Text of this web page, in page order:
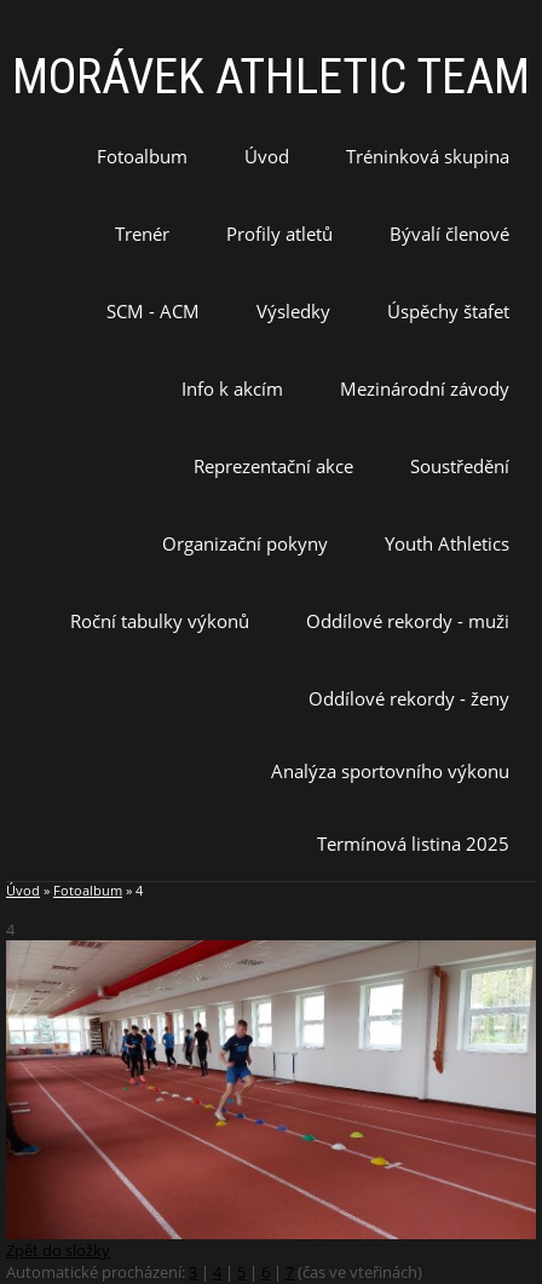
MORÁVEK ATHLETIC TEAM
Fotoalbum Úvod Tréninková skupina
Trenér Profily atletů Bývalí členové
SCM - ACM Výsledky Úspěchy štafet
Info k akcím Mezinárodní závody
Reprezentační akce Soustředění
Organizační pokyny Youth Athletics
Roční tabulky výkonů Oddílové rekordy - muži
Oddílové rekordy - ženy
Analýza sportovního výkonu
Termínová listina 2025
Úvod » Fotoalbum » 4
4
Zpět do složky
Automatické procházení: 3 | 4 | 5 | 6 | 7 (čas ve vteřinách)